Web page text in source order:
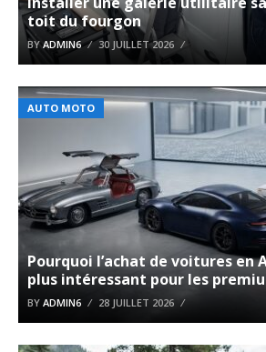
toit du fourgon
BY ADMIN6 30 JUILLET 2026
AUTO MOTO
Pourquoi l’achat de voitures en
plus intéressant pour les
BY ADMIN6 28 JUILLET 2026